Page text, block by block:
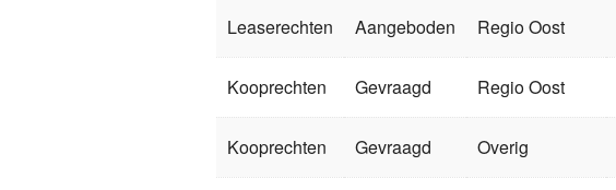
Leaserechten Aangeboden Regio Oost
Kooprechten Gevraagd Regio Oost
Kooprechten Gevraagd Overig